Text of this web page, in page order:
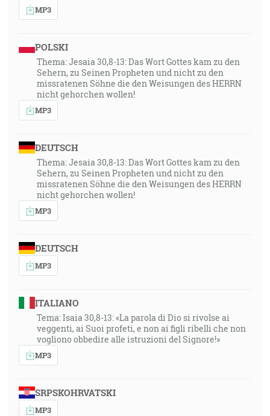
MP3
POLSKI
Thema: Jesaia 30,8-13: Das Wort Gottes kam zu den
Sehern, zu Seinen Propheten und nicht zu den
missratenen Söhne die den Weisungen des HERRN
nicht gehorchen wollen!
MP3
DEUTSCH
Thema: Jesaia 30,8-13: Das Wort Gottes kam zu den
Sehern, zu Seinen Propheten und nicht zu den
missratenen Söhne die den Weisungen des HERRN
nicht gehorchen wollen!
MP3
DEUTSCH
MP3
ITALIANO
Tema: Isaia 30,8-13: «La parola di Dio si rivolse ai
veggenti, ai Suoi profeti, e non ai figli ribelli che non
vogliono obbedire alle istruzioni del Signore!»
MP3
SRPSKOHRVATSKI
MP3